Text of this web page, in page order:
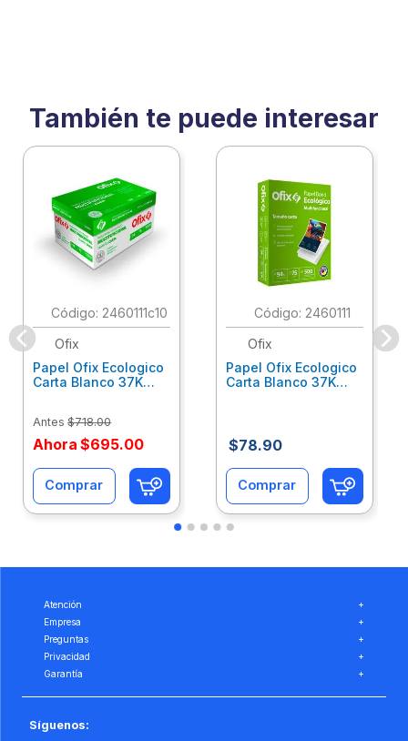
También te puede interesar
: 2460111c10
Ofix
Papel Ofix Ecologico
Carta Blanco 37K
Antes $718.00
Ahora $695.00
Comprar
: 2460111
Ofix
Papel Ofix Ecologico
Carta Blanco 37K
$78.90
Comprar
Atención
+
Empresa
+
Preguntas
+
Privacidad
+
Garantía
+
Síguenos: